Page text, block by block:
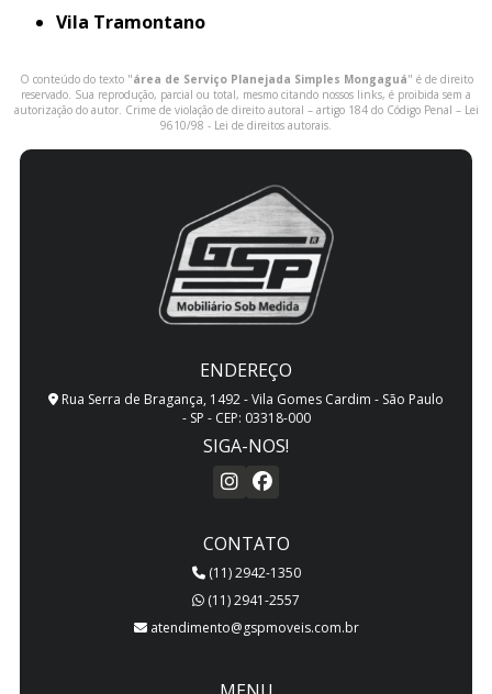
Vila Tramontano
O conteúdo do texto "área de Serviço Planejada Simples Mongaguá" é de direito
reservado. Sua reprodução, parcial ou total, mesmo citando nossos links, é proibida sem a
autorização do autor. Crime de violação de direito autoral – artigo 184 do Código Penal – Lei
9610/98 - Lei de direitos autorais
ENDEREÇO
Rua Serra de Bragança, 1492 - Vila Gomes Cardim - São Paulo
- SP - CEP: 03318-000
SIGA-NOS!
CONTATO
(11) 2942-1350
(11) 2941-2557
atendimento@gspmoveis.com.br